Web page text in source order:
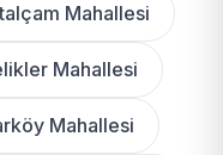
Mahallesi
Mahallesi
Mahallesi